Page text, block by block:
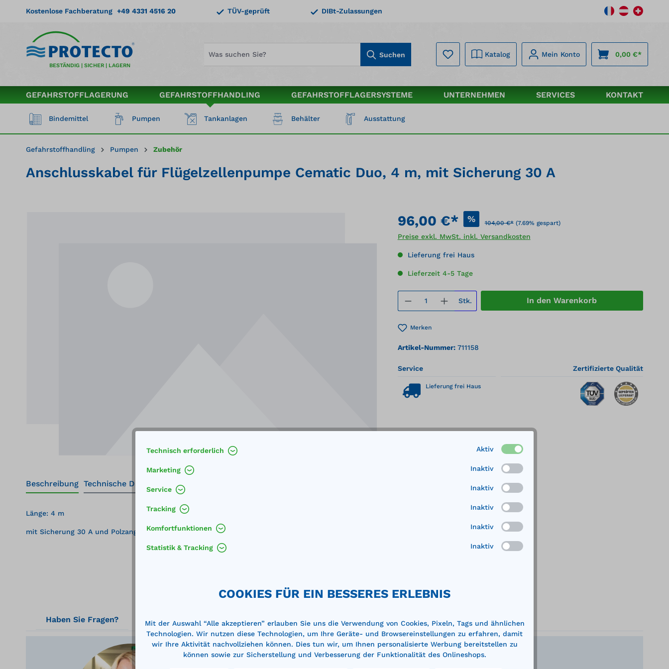
Zur Hauptnavigation springen
Kostenlose Fachberatung +49 4331 4516 20 TÜV-geprüft DIBt-Zulassungen
BESTÄNDIG | SICHER | LAGERN
Suchen Katalog Mein Konto 0,00 €*
GEFAHRSTOFFLAGERUNG GEFAHRSTOFFHANDLING GEFAHRSTOFFLAGERSYSTEME UNTERNEHMEN SERVICES KONTAKT
Bindemittel Pumpen Tankanlagen Behälter Ausstattung
Gefahrstoffhandling Pumpen Zubehör
Anschlusskabel für Flügelzellenpumpe Cematic Duo, 4 m, mit Sicherung 30 A
96,00 €* % 104,00 €* (7.69% gespart)
Preise exkl. MwSt. inkl. Versandkosten
Lieferung frei Haus
Lieferzeit 4-5 Tage
Produkt Anzahl: Gib den gewünschten Wert
Stk. In den Warenkorb
Merken
Artikel-Nummer: 711158
Service
Lieferung frei Haus
Zertifizierte Qualität
Beschreibung Technische Daten
Länge: 4 m
mit Sicherung 30 A und Polzangen
Haben Sie Fragen?
Technisch erforderlich Aktiv
Marketing Inaktiv
Service Inaktiv
Tracking Inaktiv
Komfortfunktionen Inaktiv
Statistik & Tracking Inaktiv
COOKIES FÜR EIN BESSERES ERLEBNIS
Mit der Auswahl “Alle akzeptieren” erlauben Sie uns die Verwendung von Cookies, Pixeln, Tags und ähnlichen
Technologien. Wir nutzen diese Technologien, um Ihre Geräte- und Browsereinstellungen zu erfahren, damit
wir Ihre Aktivität nachvollziehen können. Dies tun wir, um Ihnen personalisierte Werbung bereitstellen zu
können sowie zur Sicherstellung und Verbesserung der Funktionalität des Onlineshops.